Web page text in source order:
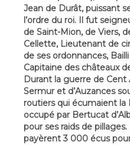
Jean de Durât, puissant
l’ordre du roi. Il fut
de Saint-Mion, de Viers,
Cellette, Lieutenant de
de ses ordonnances,
Capitaine des châteaux
Durant la guerre de Cent
Sermur et d’Auzances
routiers qui écumaient la
occupé par Bertucat
pour ses raids de
payèrent 3 000 écus